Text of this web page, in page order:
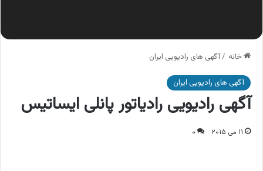
خانه /آگهی های رادیویی ایران
آگهی های رادیویی ایران
آگهی رادیویی رادیاتور پانلی ایساتیس
۱۱ می ۲۰۱۵ ۰